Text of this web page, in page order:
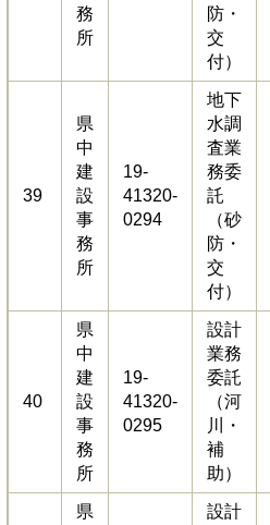
務
所
防・
交
付）
39
県
中
建
設
事
務
所
19-
41320-
0294
地下
水調
査業
務委
託
（砂
防・
交
付）
40
県
中
建
設
事
務
所
19-
41320-
0295
設計
業務
委託
（河
川・
補
助）
県
設計